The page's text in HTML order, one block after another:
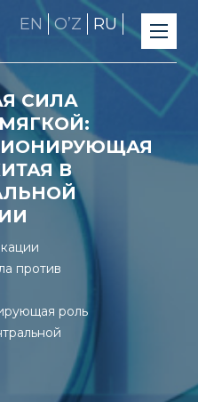
EN OʼZ RU
СИЛА
В
против
роль